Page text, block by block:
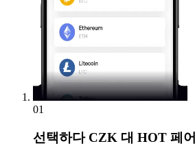
01
선택하다CZK 대 HOT 페어